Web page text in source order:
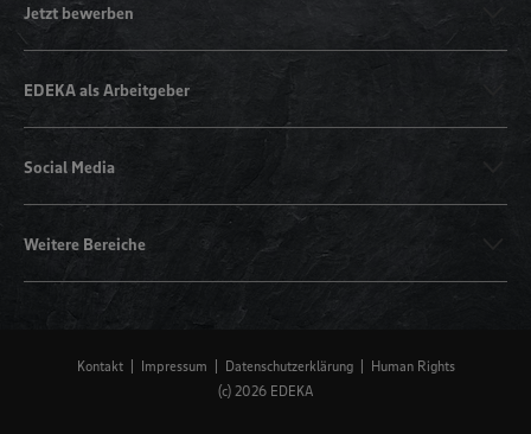
Jetzt bewerben
EDEKA als Arbeitgeber
Social Media
Weitere Bereiche
Kontakt Impressum Datenschutzerklärung
Human Rights
(c) 2026 EDEKA